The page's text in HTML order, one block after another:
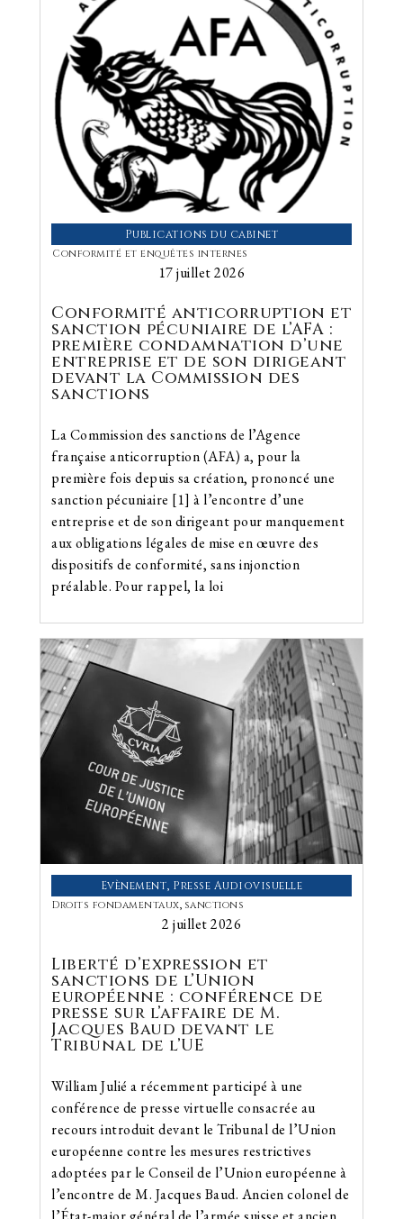
Publications du cabinet
Conformité et enquêtes internes
17 juillet 2026
Conformité anticorruption et
sanction pécuniaire de l’AFA :
première condamnation d’une
entreprise et de son dirigeant
devant la Commission des
sanctions
La Commission des sanctions de l’Agence
française anticorruption (AFA) a, pour la
première fois depuis sa création, prononcé une
sanction pécuniaire [1] à l’encontre d’une
entreprise et de son dirigeant pour manquement
aux obligations légales de mise en œuvre des
dispositifs de conformité, sans injonction
préalable. Pour rappel, la loi
Evènement, Presse Audiovisuelle
Droits fondamentaux, sanctions
2 juillet 2026
Liberté d’expression et
sanctions de l’Union
européenne : conférence de
presse sur l’affaire de M.
Jacques Baud devant le
Tribunal de l’UE
William Julié a récemment participé à une
conférence de presse virtuelle consacrée au
recours introduit devant le Tribunal de l’Union
européenne contre les mesures restrictives
adoptées par le Conseil de l’Union européenne à
l’encontre de M. Jacques Baud. Ancien colonel de